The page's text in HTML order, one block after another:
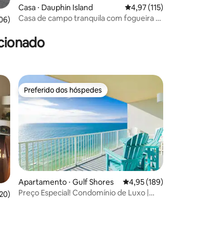
avaliação média de 5, 106 avaliações
Casa ⋅ Dauphin Island 4,97 de uma avaliação
4,97 (115)
Casa de campo tranquila com fogueira e
avaliação média de 5, 220 avaliações
Preferido dos hóspedes
Preferido dos hóspedes
Apartamento ⋅ Gulf Shores 4,95 de uma avaliação
4,95 (189)
Preço Especial! Condomínio de Luxo |